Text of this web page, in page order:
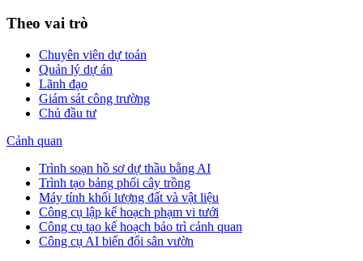
Theo vai trò
Chuyên viên dự toán
Quản lý dự án
Lãnh đạo
Giám sát công trường
Chủ đầu tư
Cảnh quan
Trình soạn hồ sơ dự thầu bằng AI
Trình tạo bảng phối cây trồng
Máy tính khối lượng đất và vật liệu
Công cụ lập kế hoạch phạm vi tưới
Công cụ tạo kế hoạch bảo trì cảnh quan
Công cụ AI biến đổi sân vườn